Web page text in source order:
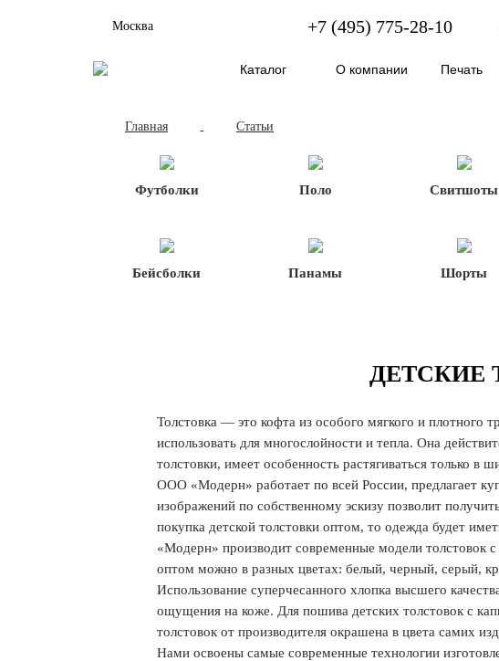
Москва +7 (495) 775-28-10
Каталог О компании Печать
Главная - Статьи
Футболки Поло Свитшоты
Бейсболки Панамы Шорты
Толстовка — это кофта из особого мягкого и плотного
использовать для многослойности и тепла. Она
толстовки, имеет особенность растягиваться только
ООО «Модерн» работает по всей России, предлагает
изображений по собственному эскизу позволит
покупка детской толстовки оптом, то одежда будет
«Модерн» производит современные модели толстовок
оптом можно в разных цветах: белый, черный, серый,
Использование суперчесанного хлопка высшего
ощущения на коже. Для пошива детских толстовок с
толстовок от производителя окрашена в цвета самих
Нами освоены самые современные технологии